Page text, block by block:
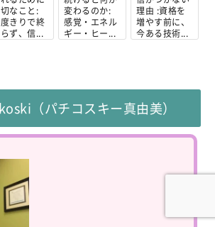
なこと:
きりで終
ず、信...
変わるのか:
感覚・エネル
ギー・ヒー...
理由 :資格を
増やす前に、
今ある技術...
（パチコスキー真由美）